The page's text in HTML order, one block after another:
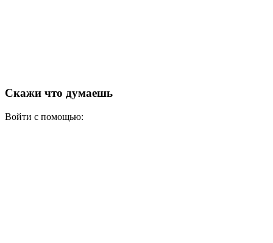
Скажи что думаешь
Войти с помощью: